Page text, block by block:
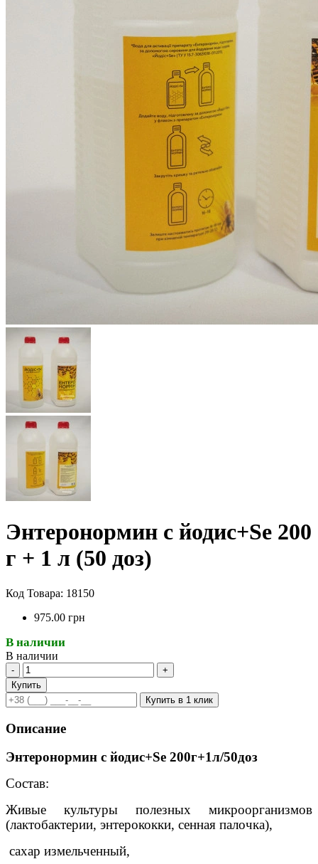
Энтеронормин с йодис+Se 200
г + 1 л (50 доз)
Код Товара: 18150
975.00 грн
В наличии
В наличии
-
+
Купить
Купить в 1 клик
Описание
Энтеронормин с йодис+Se 200г+1л/50доз
Состав:
Живые культуры полезных микроорганизмов
(лактобактерии, энтерококки, сенная палочка),
сахар измельченный,